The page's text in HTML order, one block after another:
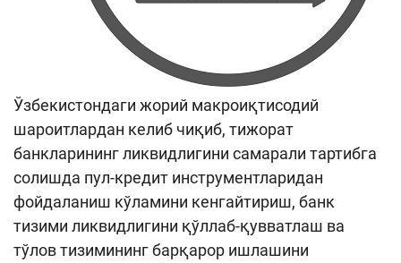
Ўзбекистондаги жорий макроиқтисодий
шароитлардан келиб чиқиб, тижорат
банкларининг ликвидлигини самарали тартибга
солишда пул-кредит инструментларидан
фойдаланиш кўламини кенгайтириш, банк
тизими ликвидлигини қўллаб-қувватлаш ва
тўлов тизимининг барқарор ишлашини